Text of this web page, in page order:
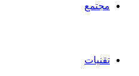
مجتمع
تقنيات